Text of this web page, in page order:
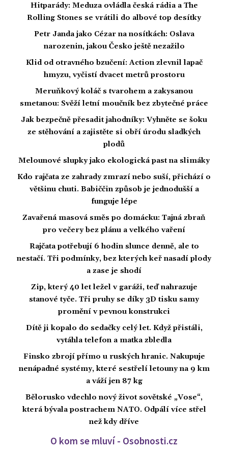
Hitparády: Meduza ovládla česká rádia a The
Rolling Stones se vrátili do albové top desítky
Petr Janda jako Cézar na nosítkách: Oslava
narozenin, jakou Česko ještě nezažilo
Klid od otravného bzučení: Action zlevnil lapač
hmyzu, vyčistí dvacet metrů prostoru
Meruňkový koláč s tvarohem a zakysanou
smetanou: Svěží letní moučník bez zbytečné práce
Jak bezpečně přesadit jahodníky: Vyhněte se šoku
ze stěhování a zajistěte si obří úrodu sladkých
plodů
Melounové slupky jako ekologická past na slimáky
Kdo rajčata ze zahrady zmrazí nebo suší, přichází o
většinu chuti. Babiččin způsob je jednodušší a
funguje lépe
Zavařená masová směs po domácku: Tajná zbraň
pro večery bez plánu a velkého vaření
Rajčata potřebují 6 hodin slunce denně, ale to
nestačí. Tři podmínky, bez kterých keř nasadí plody
a zase je shodí
Zip, který 40 let ležel v garáži, teď nahrazuje
stanové tyče. Tři pruhy se díky 3D tisku samy
promění v pevnou konstrukci
Dítě ji kopalo do sedačky celý let. Když přistáli,
vytáhla telefon a matka zbledla
Finsko zbrojí přímo u ruských hranic. Nakupuje
nenápadné systémy, které sestřelí letouny na 9 km
a váží jen 87 kg
Bělorusko vdechlo nový život sovětské „Vose“,
která bývala postrachem NATO. Odpálí více střel
než kdy dříve
O kom se mluví - Osobnosti.cz